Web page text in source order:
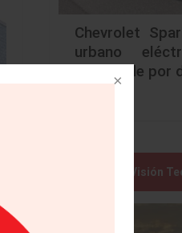
Chevrolet
urbano
sorprende por
Visión